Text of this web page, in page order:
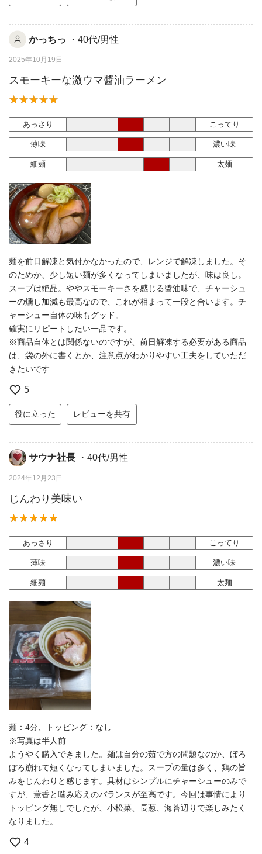
かっちっ ・40代/男性
2025年10月19日
スモーキーな激ウマ醬油ラーメン
あっさり こってり
薄味 濃い味
細麺 太麺
麺を前日解凍と気付かなかったので、レンジで解凍しました。そ
のためか、少し短い麺が多くなってしまいましたが、味は良し。
スープは絶品。ややスモーキーさを感じる醬油味で、チャーシュ
ーの燻し加減も最高なので、これが相まって一段と合います。チ
ャーシュー自体の味もグッド。
確実にリピートしたい一品です。
※商品自体とは関係ないのですが、前日解凍する必要がある商品
は、袋の外に書くとか、注意点がわかりやすい工夫をしていただ
きたいです
5
役に立った レビューを共有
サウナ社長 ・40代/男性
2024年12月23日
じんわり美味い
あっさり こってり
薄味 濃い味
細麺 太麺
麺：4分、トッピング：なし
※写真は半人前
ようやく購入できました。麺は自分の茹で方の問題なのか、ぼろ
ぼろ崩れて短くなってしまいました。スープの量は多く、鶏の旨
みをじんわりと感じます。具材はシンプルにチャーシューのみで
すが、薫香と噛み応えのバランスが至高です。今回は事情により
トッピング無しでしたが、小松菜、長葱、海苔辺りで楽しみたく
なりました。
4